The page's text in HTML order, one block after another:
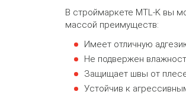
В строймаркете MTL-K вы
массой преимуществ:
Имеет отличную
Не подвержен
Защищает швы от
Устойчив к